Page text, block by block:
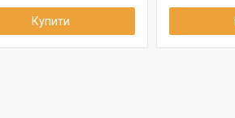
Купити